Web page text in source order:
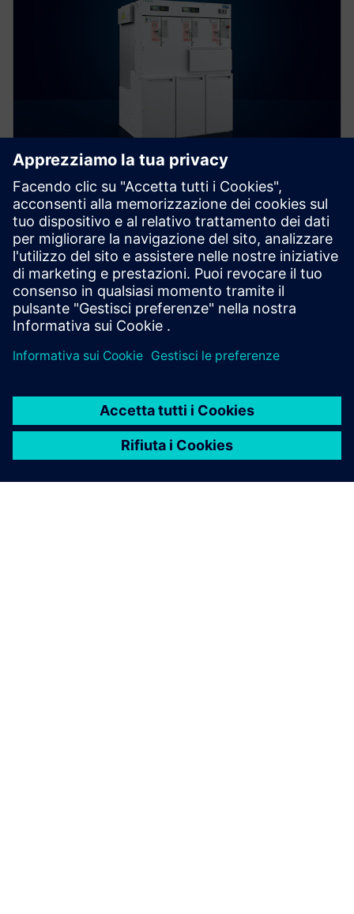
8DJH 24 — GIS blu
Siemens 8DJH24 blue GIS amplia la collaudata famiglia
di quadri 8DJH con soluzioni di media tensione
sostenibili ed ecologiche.